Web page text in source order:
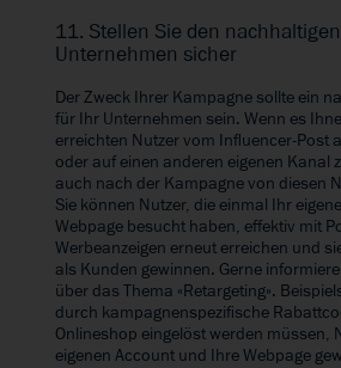
11. Stellen Sie den
Unternehmen sicher
Der Zweck Ihrer Kampagne sollte ein
für Ihr Unternehmen sein. Wenn es
erreichten Nutzer vom Influencer-Post
oder auf einen anderen eigenen Kanal
auch nach der Kampagne von diesen
Sie können Nutzer, die einmal Ihr
Webpage besucht haben, effektiv mit
Werbeanzeigen erneut erreichen und
als Kunden gewinnen. Gerne
über das Thema «Retargeting».
durch kampagnenspezifische
Onlineshop eingelöst werden müssen,
eigenen Account und Ihre Webpage